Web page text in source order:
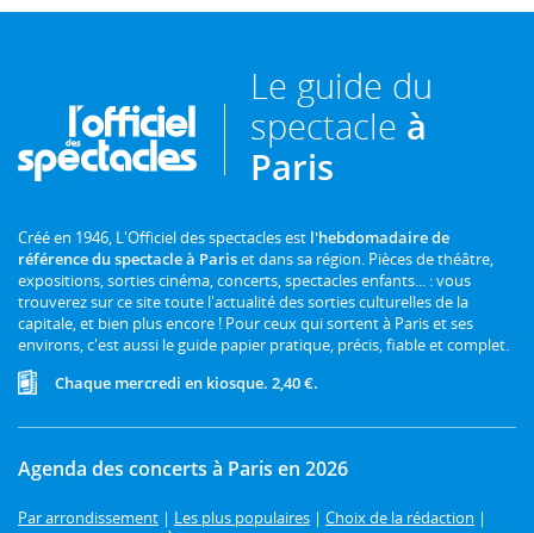
Le guide du
spectacle à
Paris
Créé en 1946, L'Officiel des spectacles est l'hebdomadaire de
référence du spectacle à Pariset dans sa région. Pièces de théâtre,
expositions, sorties cinéma, concerts, spectacles enfants... : vous
trouverez sur ce site toute l'actualité des sorties culturelles de la
capitale, et bien plus encore ! Pour ceux qui sortent à Paris et ses
environs, c'est aussi le guide papier pratique, précis, fiable et complet.
Chaque mercredi en kiosque. 2,40 €.
Agenda des concerts à Paris en 2026
Par arrondissement | Les plus populaires | Choix de la rédaction |